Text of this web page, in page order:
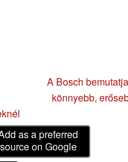
A Bosch
könnyebb,
as a preferred
source on Google